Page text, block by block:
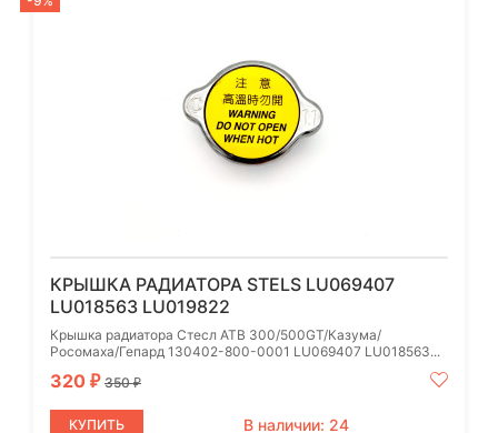
КРЫШКА РАДИАТОРА STELS LU069407
LU018563 LU019822
Крышка радиатора Стесл АТВ 300/500GT/Казума/
Росомаха/Гепард 130402-800-0001 LU069407 LU018563...
320 ₽ 350₽
КУПИТЬ В наличии: 24